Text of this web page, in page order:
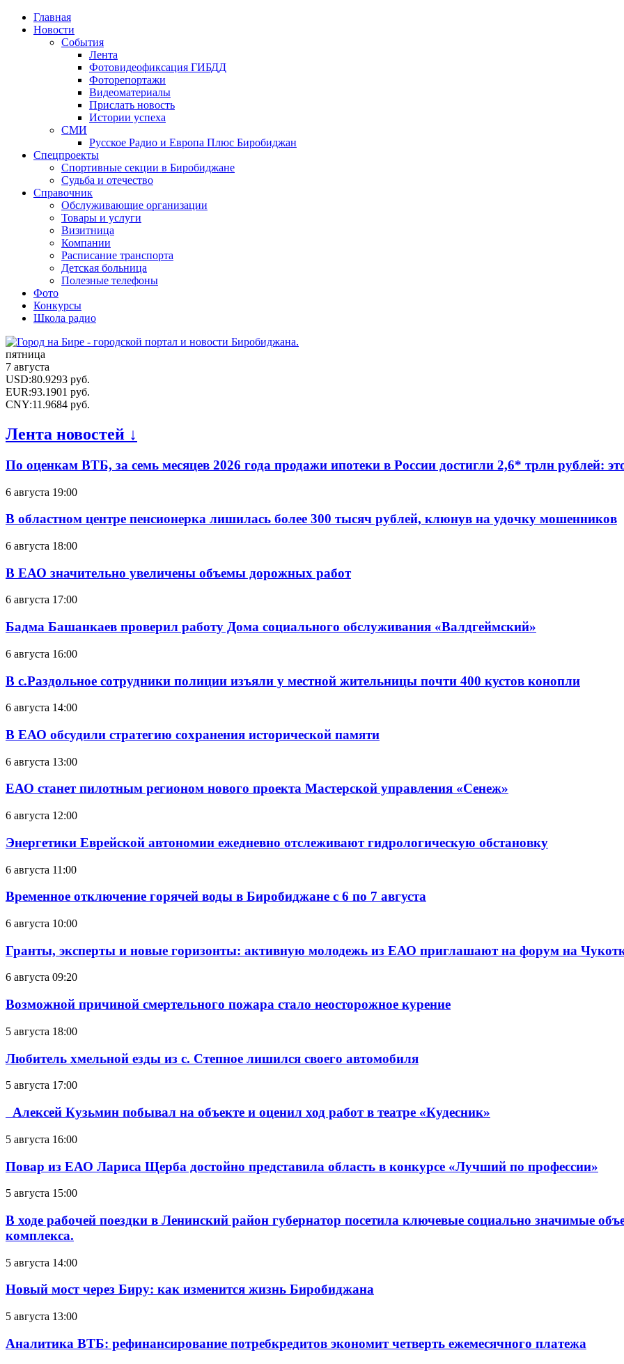
Главная
Новости
События
Лента
Фотовидеофиксация ГИБДД
Фоторепортажи
Видеоматериалы
Прислать новость
Истории успеха
СМИ
Русское Радио и Европа Плюс Биробиджан
Спецпроекты
Спортивные секции в Биробиджане
Судьба и отечество
Справочник
Обслуживающие организации
Товары и услуги
Визитница
Компании
Расписание транспорта
Детская больница
Полезные телефоны
Фото
Конкурсы
Школа радио
пятница
7 августа
USD:80.9293 руб.
EUR:93.1901 руб.
CNY:11.9684 руб.
Лента новостей ↓
По оценкам ВТБ, за семь месяцев 2026 года продажи ипотеки в России достигли 2,6* трлн рублей:
6 августа 19:00
В областном центре пенсионерка лишилась более 300 тысяч рублей, клюнув на удочку мошенников
6 августа 18:00
В ЕАО значительно увеличены объемы дорожных работ
6 августа 17:00
Бадма Башанкаев проверил работу Дома социального обслуживания «Валдгеймский»
6 августа 16:00
В с.Раздольное сотрудники полиции изъяли у местной жительницы почти 400 кустов конопли
6 августа 14:00
В ЕАО обсудили стратегию сохранения исторической памяти
6 августа 13:00
ЕАО станет пилотным регионом нового проекта Мастерской управления «Сенеж»
6 августа 12:00
Энергетики Еврейской автономии ежедневно отслеживают гидрологическую обстановку
6 августа 11:00
Временное отключение горячей воды в Биробиджане с 6 по 7 августа
6 августа 10:00
Гранты, эксперты и новые горизонты: активную молодежь из ЕАО приглашают на форум на
6 августа 09:20
Возможной причиной смертельного пожара стало неосторожное курение
5 августа 18:00
Любитель хмельной езды из с. Степное лишился своего автомобиля
5 августа 17:00
Алексей Кузьмин побывал на объекте и оценил ход работ в театре «Кудесник»
5 августа 16:00
Повар из ЕАО Лариса Щерба достойно представила область в конкурсе «Лучший по профессии»
5 августа 15:00
В ходе рабочей поездки в Ленинский район губернатор посетила ключевые социально значимые
комплекса.
5 августа 14:00
Новый мост через Биру: как изменится жизнь Биробиджана
5 августа 13:00
Аналитика ВТБ: рефинансирование потребкредитов экономит четверть ежемесячного платежа